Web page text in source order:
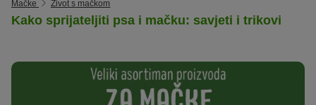
Mačke Život s mačkom
Kako sprijateljiti psa i mačku: savjeti i trikovi